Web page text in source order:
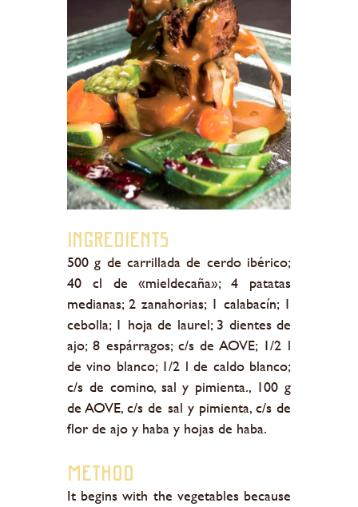
Ingredients
500 g de carrillada de cerdo ibérico;
40 cl de «mieldecaña»; 4 patatas
medianas; 2 zanahorias; 1 calabacín; 1
cebolla; 1 hoja de laurel; 3 dientes de
ajo; 8 espárragos; c/s de AOVE; 1/2 l
de vino blanco; 1/2 l de caldo blanco;
c/s de comino, sal y pimienta., 100 g
de AOVE, c/s de sal y pimienta, c/s de
flor de ajo y haba y hojas de haba.
Method
It begins with the vegetables because